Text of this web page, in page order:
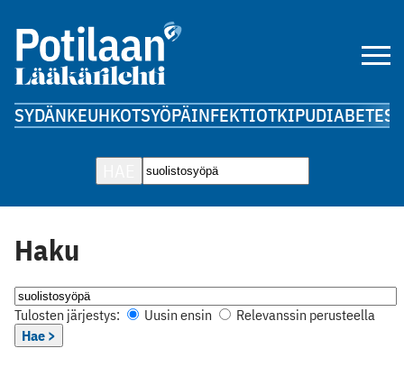
SYDÄNKEUHKOTSYÖPÄINFEKTIOTKIPUDIABETES
Haku
Tulosten järjestys: Uusin ensin
Relevanssin perusteella
Hae >